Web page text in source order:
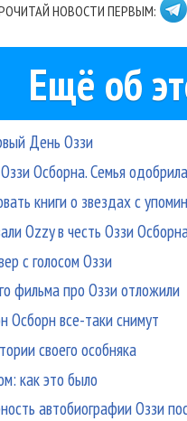
НОВОСТИ ПЕРВЫМ:
Ещё об
День Оззи
Осборна. Семья одобрила
книги о звездах с
Ozzy в честь Оззи
с голосом Оззи
фильма про Оззи отложили
Осборн все-таки снимут
своего особняка
как это было
автобиографии Оззи